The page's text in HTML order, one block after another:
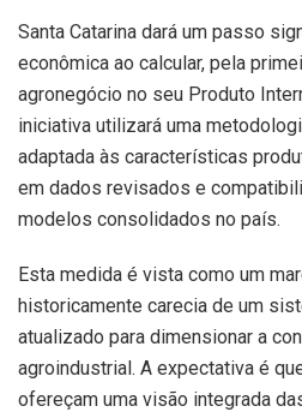
Santa Catarina dará um passo
econômica ao calcular, pela
agronegócio no seu Produto
iniciativa utilizará uma
adaptada às características
em dados revisados e
modelos consolidados no país.
Esta medida é vista como um
historicamente carecia de um
atualizado para dimensionar a
agroindustrial. A expectativa é
ofereçam uma visão integrada